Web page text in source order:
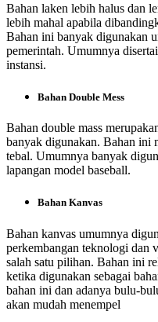
Bahan laken lebih halus dan
lebih mahal apabila
Bahan ini banyak digunakan
pemerintah. Umumnya
instansi.
Bahan Double Mess
Bahan double mass
banyak digunakan. Bahan ini
tebal. Umumnya banyak
lapangan model baseball.
Bahan Kanvas
Bahan kanvas umumnya
perkembangan teknologi dan
salah satu pilihan. Bahan ini
ketika digunakan sebagai
bahan ini dan adanya bulu-
akan mudah menempel